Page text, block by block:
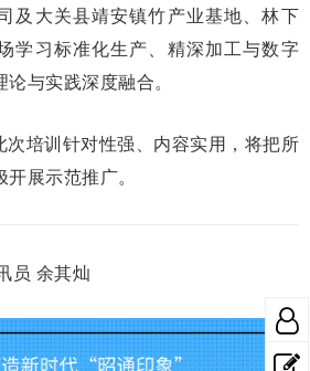
及大关县靖安镇竹产业基地、林下
学习标准化生产、精深加工与数字
与实践深度融合。
次培训针对性强、内容实用，将把所
展示范推广。
员 余其灿